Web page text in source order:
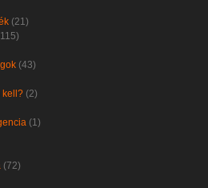
(21)
(43)
kell? (2)
(1)
(72)